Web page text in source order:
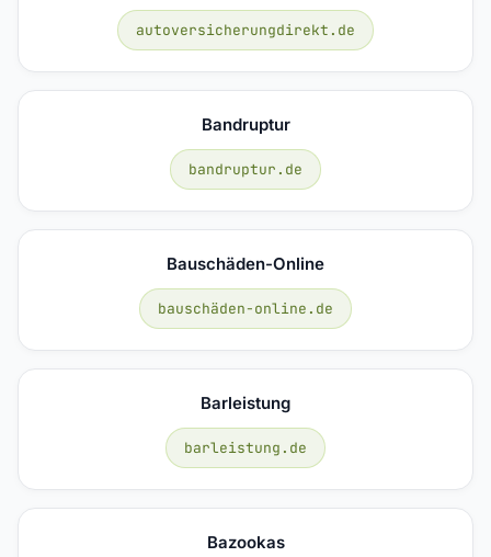
autoversicherungdirekt.de
Bandruptur
bandruptur.de
Bauschäden-Online
bauschäden-online.de
Barleistung
barleistung.de
Bazookas